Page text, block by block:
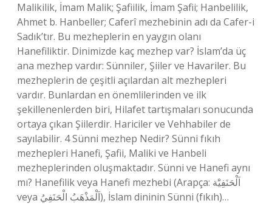
Malikilik, İmam Malik; Şafiilik, İmam Şafii; Hanbelilik,
Ahmet b. Hanbeller; Caferî mezhebinin adı da Cafer-i
Sadık’tır. Bu mezheplerin en yaygın olanı
Hanefiliktir. Dinimizde kaç mezhep var? İslam’da üç
ana mezhep vardır: Sünniler, Şiiler ve Havariler. Bu
mezheplerin de çeşitli açılardan alt mezhepleri
vardır. Bunlardan en önemlilerinden ve ilk
şekillenenlerden biri, Hilafet tartışmaları sonucunda
ortaya çıkan Şiilerdir. Hariciler ve Vehhabiler de
sayılabilir. 4 Sünni mezhep Nedir? Sünni fıkıh
mezhepleri Hanefi, Şafii, Maliki ve Hanbeli
mezheplerinden oluşmaktadır. Sünni ve Hanefi aynı
mı? Hanefilik veya Hanefi mezhebi (Arapça: اَلْحَنَفِيَْة
veya اَلْمَذْهَبُ الْحَنَفِيُ), İslam dininin Sünni (fıkıh)…